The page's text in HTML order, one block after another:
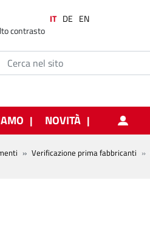
contrasto
IT DE EN
NOVITÀ
Verificazione prima fabbricanti